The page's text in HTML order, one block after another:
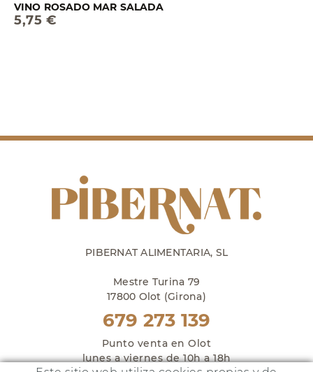
VINO ROSADO MAR SALADA
5,75 €
PIBERNAT ALIMENTARIA, SL
Mestre Turina 79
17800 Olot (Girona)
679 273 139
Punto venta en Olot
lunes a viernes de 10h a 18h